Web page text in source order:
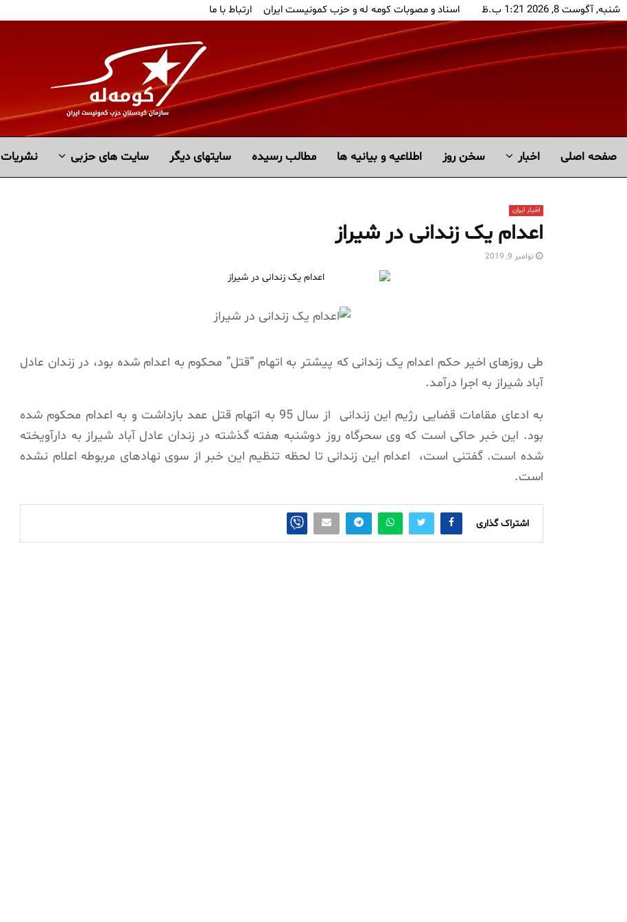
شنبه, آگوست 8, 2026 1:21 ب.ظ اسناد و مصوبات کومه له و حزب کمونیست ایران ارتباط با ما
صفحه اصلی اخبار سخن روز اطلاعیه و بیانیه ها مطالب رسیده سايتهاى ديگر سایت های حزبی نشریات
اخبار ایران
اعدام یک زندانی در شیراز
نوامبر 9, 2019
طی روزهای اخیر حکم اعدام یک زندانی که پیشتر به اتهام “قتل” محکوم به اعدام شده بود، در زندان عادل
آباد شیراز به اجرا درآمد.
به ادعای مقامات قضایی رژیم این زندانی از سال 95 به اتهام قتل عمد بازداشت و به اعدام محکوم شده
بود. این خبر حاکی است که وی سحرگاه روز دوشنبه هفته گذشته در زندان عادل آباد شیراز به دارآویخته
شده است. گفتنی است، اعدام این زندانی تا لحظه تنظیم این خبر از سوی نهادهای مربوطه اعلام نشده
است.
اشتراک گذاری